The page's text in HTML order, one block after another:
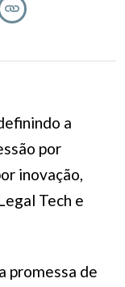
a
por
inovação,
Tech e
promessa de